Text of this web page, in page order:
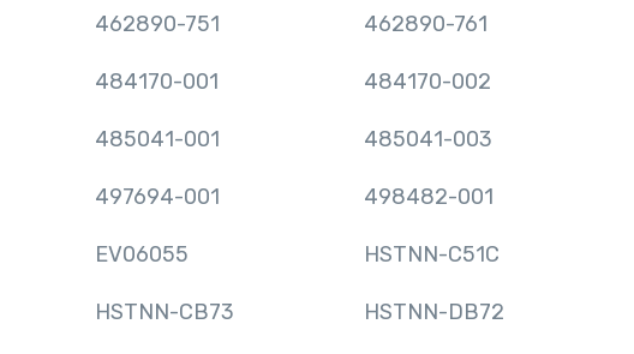
462890-751 462890-761
484170-001 484170-002
485041-001 485041-003
497694-001 498482-001
EV06055 HSTNN-C51C
HSTNN-CB73 HSTNN-DB72